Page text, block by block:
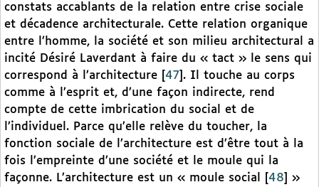
constats accablants de la relation entre crise sociale
et décadence architecturale. Cette relation organique
entre l’homme, la société et son milieu architectural a
incité Désiré Laverdant à faire du « tact » le sens qui
correspond à l’architecture
47 . Il touche au corps
comme à l’esprit et, d’une façon indirecte, rend
compte de cette imbrication du social et de
l’individuel. Parce qu’elle relève du toucher, la
fonction sociale de l’architecture est d’être tout à la
fois l’empreinte d’une société et le moule qui la
façonne. L’architecture est un « moule social
48 »